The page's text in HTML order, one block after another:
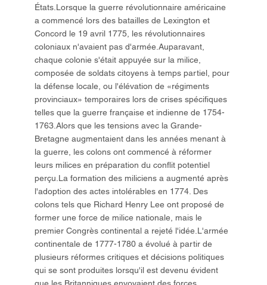
États.Lorsque la guerre révolutionnaire américaine
a commencé lors des batailles de Lexington et
Concord le 19 avril 1775, les révolutionnaires
coloniaux n'avaient pas d'armée.Auparavant,
chaque colonie s'était appuyée sur la milice,
composée de soldats citoyens à temps partiel, pour
la défense locale, ou l'élévation de «régiments
provinciaux» temporaires lors de crises spécifiques
telles que la guerre française et indienne de 1754-
1763.Alors que les tensions avec la Grande-
Bretagne augmentaient dans les années menant à
la guerre, les colons ont commencé à réformer
leurs milices en préparation du conflit potentiel
perçu.La formation des miliciens a augmenté après
l'adoption des actes intolérables en 1774. Des
colons tels que Richard Henry Lee ont proposé de
former une force de milice nationale, mais le
premier Congrès continental a rejeté l'idée.L'armée
continentale de 1777-1780 a évolué à partir de
plusieurs réformes critiques et décisions politiques
qui se sont produites lorsqu'il est devenu évident